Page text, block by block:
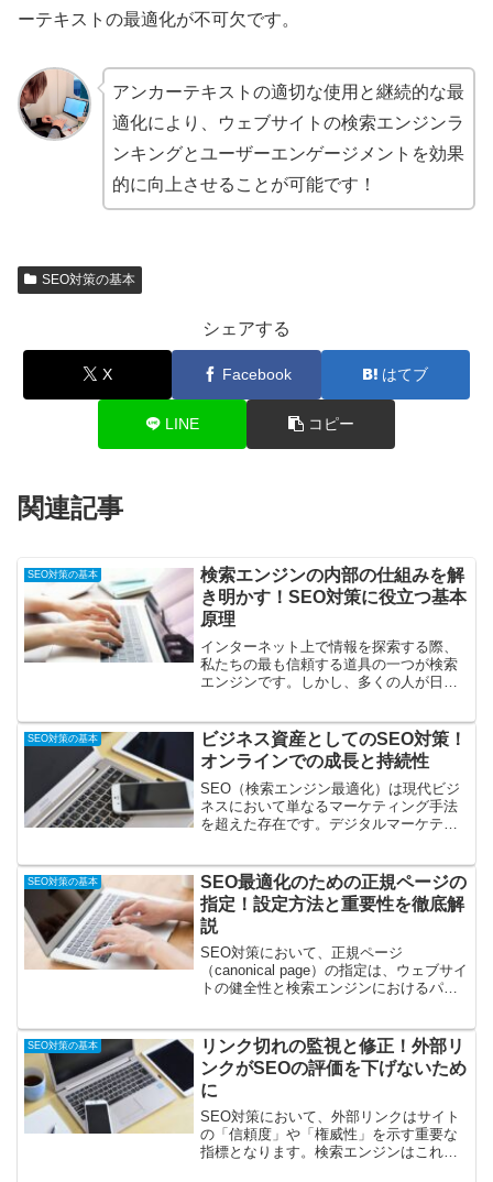
ーテキストの最適化が不可欠です。
アンカーテキストの適切な使用と継続的な最
適化により、ウェブサイトの検索エンジンラ
ンキングとユーザーエンゲージメントを効果
的に向上させることが可能です！
SEO対策の基本
シェアする
X Facebook はてブ
LINE コピー
関連記事
SEO対策の基本
検索エンジンの内部の仕組みを解
き明かす！SEO対策に役立つ基本
原理
インターネット上で情報を探索する際、
私たちの最も信頼する道具の一つが検索
エンジンです。しかし、多くの人が日常
ません。この記事では、検索エンジンが
どのように機能するのか、...
SEO対策の基本
ビジネス資産としてのSEO対策！
オンラインでの成長と持続性
SEO（検索エンジン最適化）は現代ビジ
ネスにおいて単なるマーケティング手法
を超えた存在です。デジタルマーケティ
ンでは、SEOがビジネス資産としてどの
ように機能し、企業...
SEO対策の基本
SEO最適化のための正規ページの
指定！設定方法と重要性を徹底解
説
SEO対策において、正規ページ
（canonical page）の指定は、ウェブサイ
トの健全性と検索エンジンにおけるパフ
ンツの中で、検索エンジンに対して「こ
のURLがオリ...
SEO対策の基本
リンク切れの監視と修正！外部リ
ンクがSEOの評価を下げないため
に
SEO対策において、外部リンクはサイト
の「信頼度」や「権威性」を示す重要な
指標となります。検索エンジンはこれら